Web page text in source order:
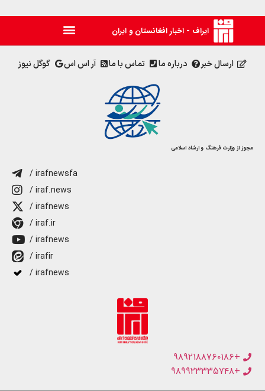
ایراف - اخبار افغانستان و ایران
ارسال خبر درباره ما تماس با ما آر اس اس گوگل نیوز
مجوز از وزارت فرهنگ و ارشاد اسلامی
/ irafnewsfa
/ iraf.news
/ irafnews
/ iraf.ir
/ irafnews
/ irafir
/ irafnews
+۹۸۹۲۱۸۸۷۶۰۱۸۶
+۹۸۹۹۲۳۳۳۵۷۴۸